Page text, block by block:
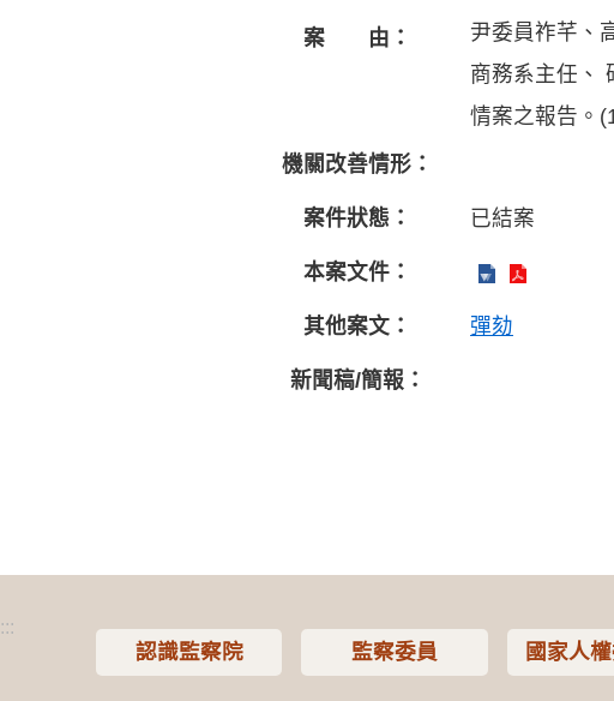
案 由：
尹委員祚芊、
商務系主任、
情案之報告。
機關改善情形：
案件狀態： 已結案
本案文件：
其他案文： 彈劾
新聞稿/簡報：
:::
認識監察院 監察委員 國家人